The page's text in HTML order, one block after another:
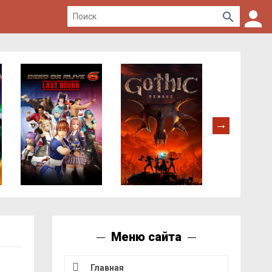
Меню сайта
Главная